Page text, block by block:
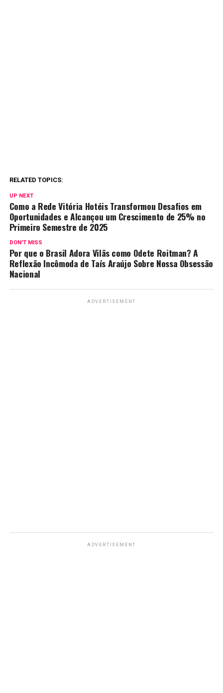
RELATED TOPICS:
UP NEXT
Como a Rede Vitória Hotéis Transformou Desafios em
Oportunidades e Alcançou um Crescimento de 25% no
Primeiro Semestre de 2025
DON'T MISS
Por que o Brasil Adora Vilãs como Odete Roitman? A
Reflexão Incômoda de Taís Araújo Sobre Nossa Obsessão
Nacional
ADVERTISEMENT
ADVERTISEMENT